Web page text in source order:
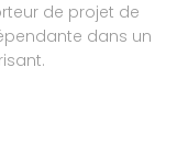
de projet de
dans un